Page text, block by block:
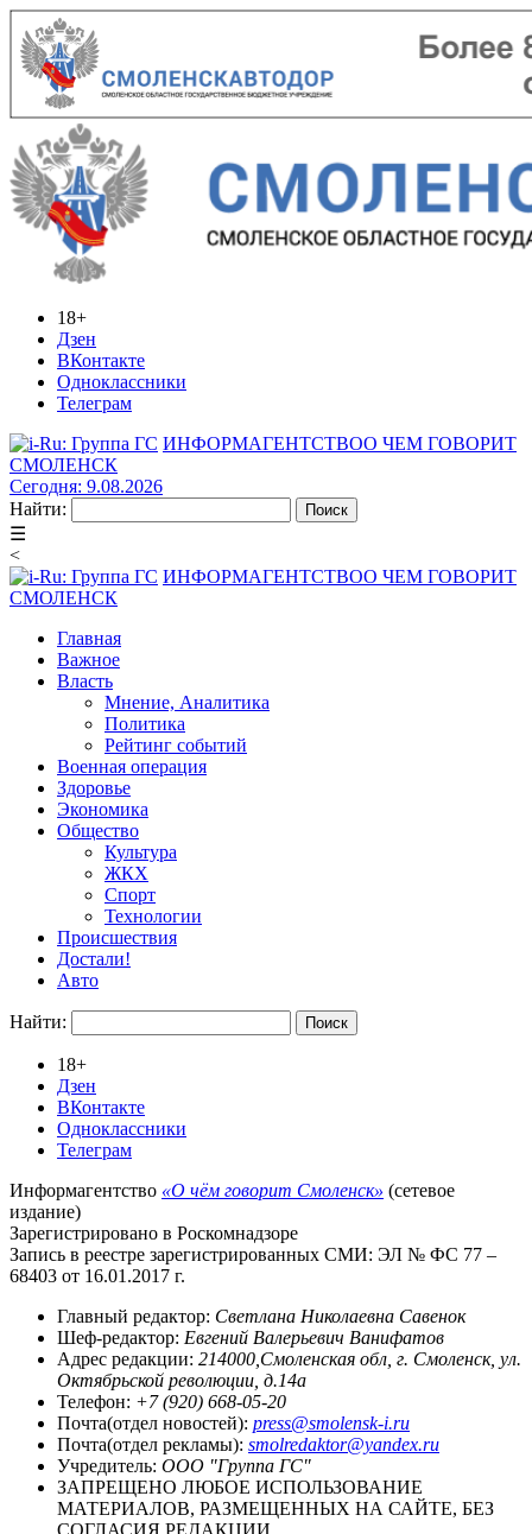
18+
Дзен
ВКонтакте
Одноклассники
Телеграм
ИНФОРМАГЕНТСТВОО ЧЕМ ГОВОРИТ
СМОЛЕНСК
Сегодня: 9.08.2026
Найти:
☰
<
ИНФОРМАГЕНТСТВОО ЧЕМ ГОВОРИТ
СМОЛЕНСК
Главная
Важное
Власть
Мнение, Аналитика
Политика
Рейтинг событий
Военная операция
Здоровье
Экономика
Общество
Культура
ЖКХ
Спорт
Технологии
Происшествия
Достали!
Авто
Найти:
18+
Дзен
ВКонтакте
Одноклассники
Телеграм
Информагентство «О чём говорит Смоленск» (сетевое
издание)
Зарегистрировано в Роскомнадзоре
Запись в реестре зарегистрированных СМИ: ЭЛ № ФС 77 –
68403 от 16.01.2017 г.
Главный редактор: Светлана Николаевна Савенок
Шеф-редактор: Евгений Валерьевич Ванифатов
Адрес редакции: 214000,Смоленская обл, г. Смоленск, ул.
Октябрьской революции, д.14а
Телефон: +7 (920) 668-05-20
Почта(отдел новостей): press@smolensk-i.ru
Почта(отдел рекламы): smolredaktor@yandex.ru
Учредитель: ООО "Группа ГС"
ЗАПРЕЩЕНО ЛЮБОЕ ИСПОЛЬЗОВАНИЕ
МАТЕРИАЛОВ, РАЗМЕЩЕННЫХ НА САЙТЕ, БЕЗ
СОГЛАСИЯ РЕДАКЦИИ